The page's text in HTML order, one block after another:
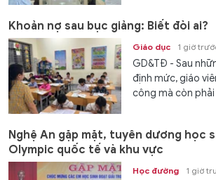
Khoản nợ sau bục giảng: Biết đòi ai?
Giáo dục 1 giờ
GD&TĐ - Sau
định mức, giáo
công mà còn
Nghệ An gặp mặt, tuyên dương học
Olympic quốc tế và khu vực
Học đường 1 giờ